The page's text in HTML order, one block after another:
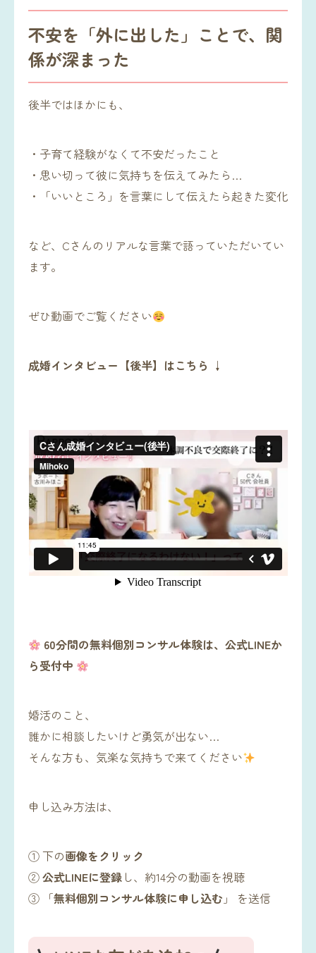
不安を「外に出した」ことで、関
係が深まった
後半ではほかにも、
・子育て経験がなくて不安だったこと
・思い切って彼に気持ちを伝えてみたら…
・「いいところ」を言葉にして伝えたら起きた変化
など、Cさんのリアルな言葉で語っていただいてい
ます。
ぜひ動画でご覧ください
成婚インタビュー【後半】はこちら ↓
60分間の無料個別コンサル体験は、公式LINEか
ら受付中
婚活のこと、
誰かに相談したいけど勇気が出ない…
そんな方も、気楽な気持ちで来てください
申し込み方法は、
① 下の画像をクリック
②公式LINEに登録 し、約14分の動画を視聴
③ 「無料個別コンサル体験に申し込む 」 を送信